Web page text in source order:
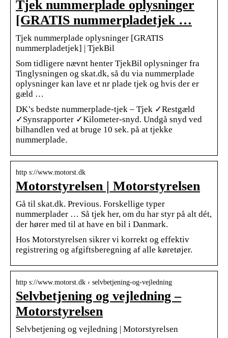
Tjek nummerplade oplysninger
[GRATIS nummerpladetjek …
Tjek nummerplade oplysninger [GRATIS
nummerpladetjek] | TjekBil
Som tidligere nævnt henter TjekBil oplysninger fra
Tinglysningen og skat.dk, så du via nummerplade
oplysninger kan lave et nr plade tjek og hvis der er
gæld …
DK’s bedste nummerplade-tjek – Tjek ✓Restgæld
✓Synsrapporter ✓Kilometer-snyd. Undgå snyd ved
bilhandlen ved at bruge 10 sek. på at tjekke
nummerplade.
http s://www.motorst.dk
Motorstyrelsen | Motorstyrelsen
Gå til skat.dk. Previous. Forskellige typer
nummerplader … Så tjek her, om du har styr på alt dét,
der hører med til at have en bil i Danmark.
Hos Motorstyrelsen sikrer vi korrekt og effektiv
registrering og afgiftsberegning af alle køretøjer.
http s://www.motorst.dk › selvbetjening-og-vejledning
Selvbetjening og vejledning –
Motorstyrelsen
Selvbetjening og vejledning | Motorstyrelsen